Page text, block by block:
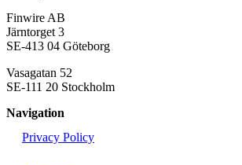
Finwire AB
Järntorget 3
SE-413 04 Göteborg
Vasagatan 52
SE-111 20 Stockholm
Navigation
Privacy Policy